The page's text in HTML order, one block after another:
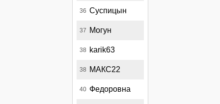
36 Суспицын
37 Могун
38 karik63
38 МАКС22
40 Федоровна